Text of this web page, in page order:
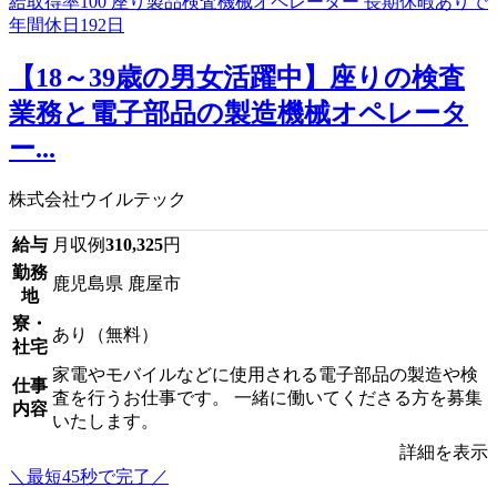
【18～39歳の男女活躍中】座りの検査
業務と電子部品の製造機械オペレータ
ー...
株式会社ウイルテック
給与 月収例310,325円
勤務
地
鹿児島県 鹿屋市
寮・
社宅
あり（無料）
仕事
内容
家電やモバイルなどに使用される電子部品の製造や検
査を行うお仕事です。 一緒に働いてくださる方を募集
いたします。
詳細を表示
＼最短45秒で完了／